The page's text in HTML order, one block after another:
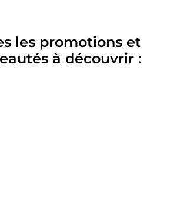
les promotions et
à découvrir :